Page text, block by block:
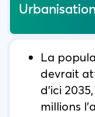
La
devrait
d'ici
millions